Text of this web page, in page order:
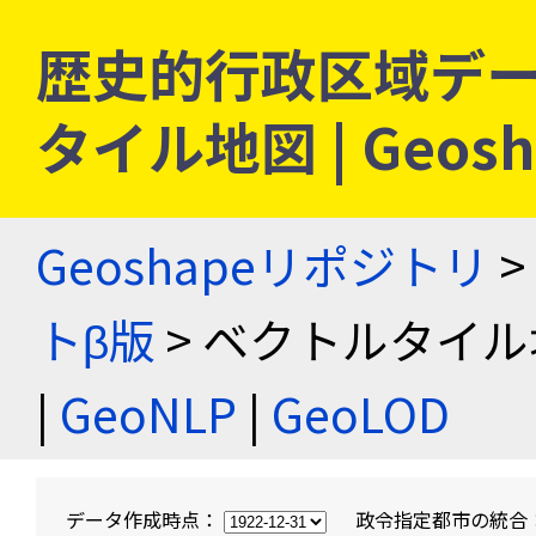
歴史的行政区域デ
タイル地図 |
Geoshapeリポジトリ >
トβ版 > ベクトルタイ
| GeoNLP | GeoLOD
データ作成時点： 政令指定都市の統